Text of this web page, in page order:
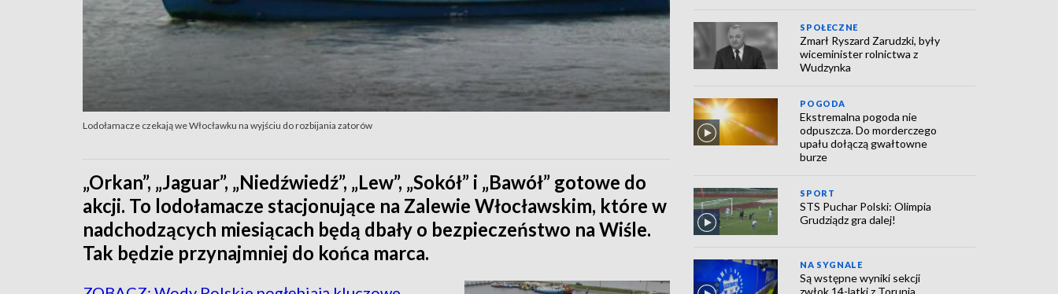
Lodołamacze czekają we Włocławku na wyjściu do rozbijania zatorów
„Orkan”, „Jaguar”, „Niedźwiedź”, „Lew”, „Sokół” i „Bawół” gotowe do
akcji. To lodołamacze stacjonujące na Zalewie Włocławskim, które w
nadchodzących miesiącach będą dbały o bezpieczeństwo na Wiśle.
Tak będzie przynajmniej do końca marca.
SPOŁECZNE
Zmarł Ryszard Zarudzki, były
wiceminister rolnictwa z
Wudzynka
POGODA
Ekstremalna pogoda nie
odpuszcza. Do morderczego
upału dołączą gwałtowne
burze
SPORT
STS Puchar Polski: Olimpia
Grudziądz gra dalej!
NA SYGNALE
Są wstępne wyniki sekcji